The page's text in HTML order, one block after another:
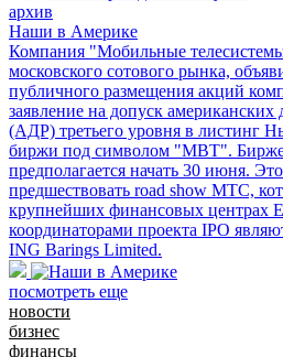
архив
Наши в Америке
Компания "Мобильные
московского сотового рынка,
публичного размещения акций
заявление на допуск американских
(АДР) третьего уровня в листинг
биржи под символом "МВТ".
предполагается начать 30 июня.
предшествовать road show МТС,
крупнейших финансовых центрах
координаторами проекта IPO
ING Barings Limited.
посмотреть еще
новости
бизнес
финансы